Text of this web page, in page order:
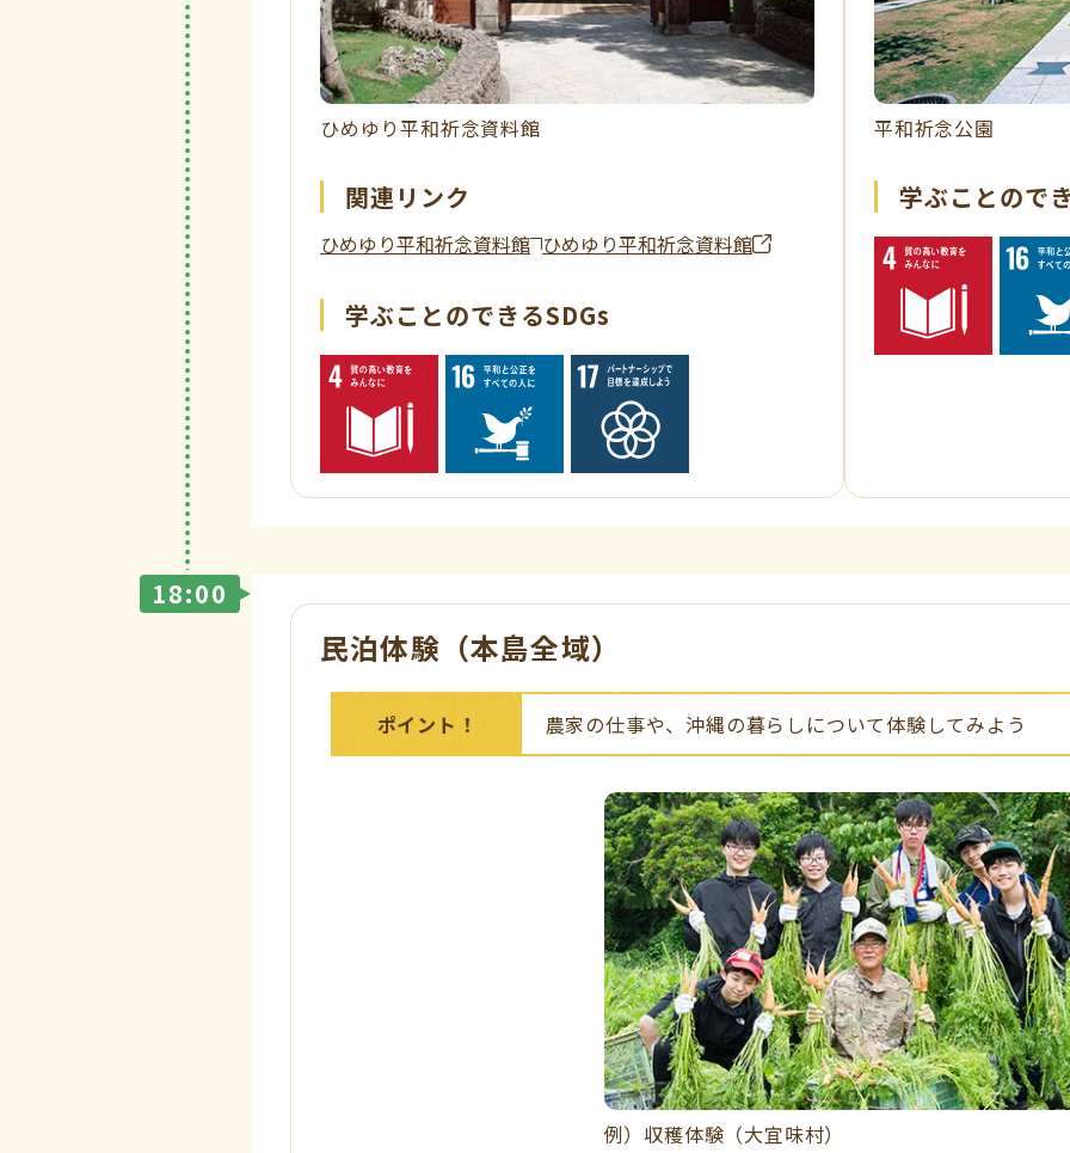
ひめゆり平和祈念資料館
関連リンク
ひめゆり平和祈念資料館 ひめゆり平和祈念資料館
学ぶことのできるSDGs
平和祈念公園
学ぶことので
18:00
民泊体験（本島全域）
ポイント！ 農家の仕事や、沖縄の暮らしについて体験してみよう
例）収穫体験（大宜味村）